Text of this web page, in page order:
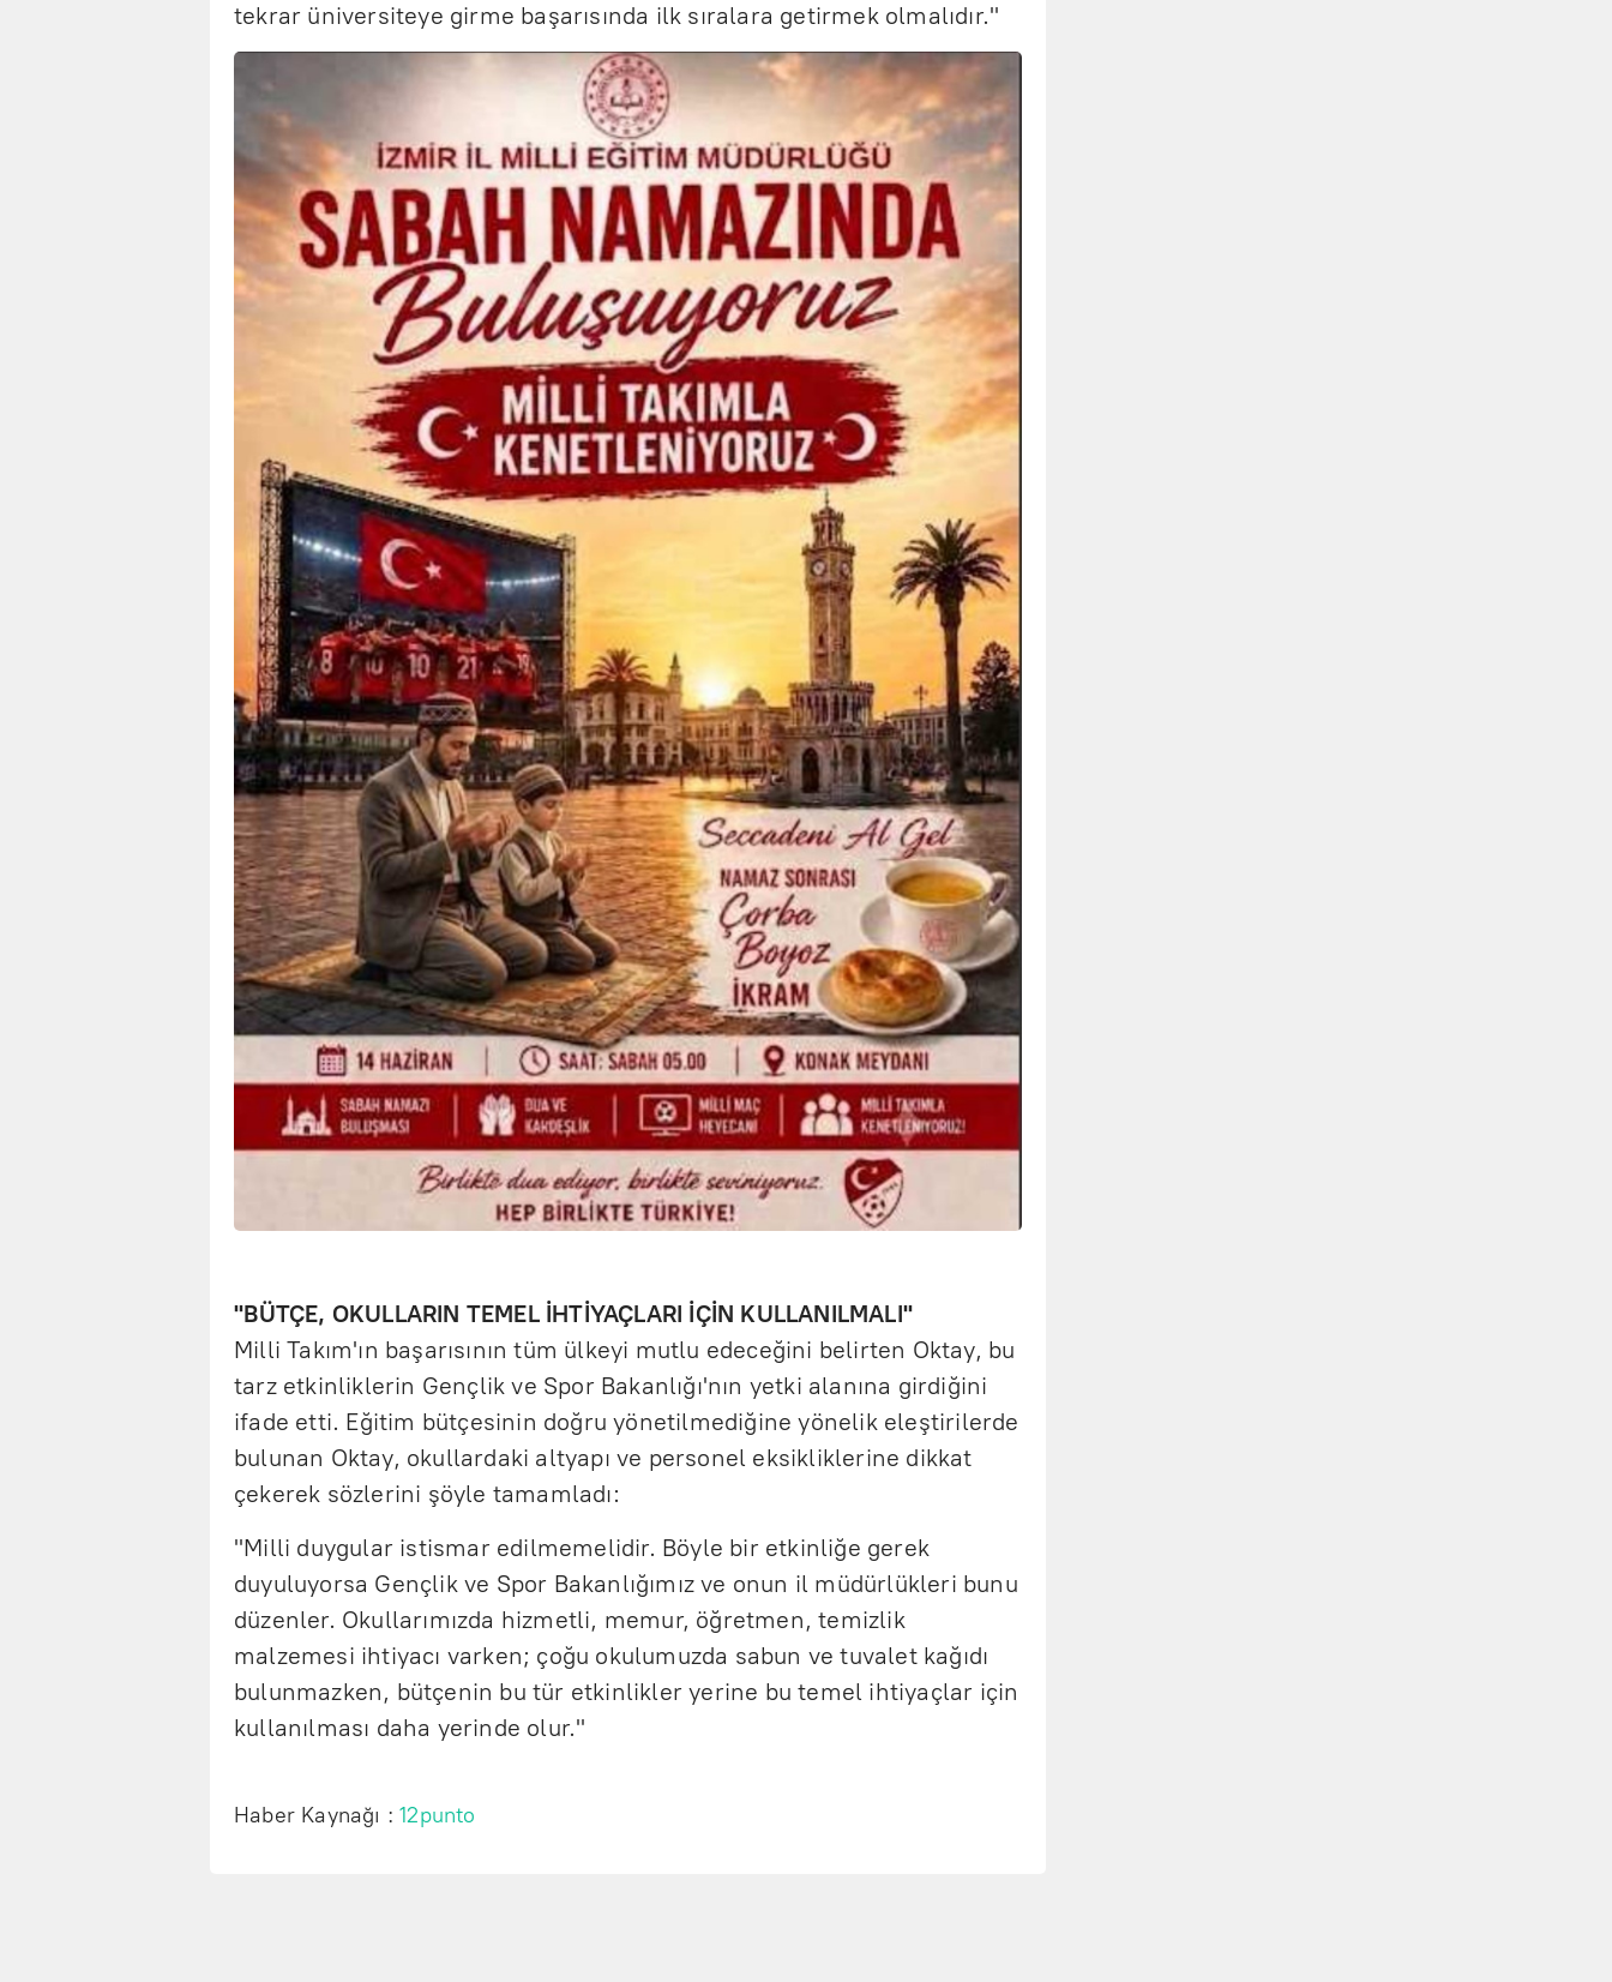
tekrar üniversiteye girme başarısında ilk sıralara getirmek olmalıdır."
''BÜTÇE, OKULLARIN TEMEL İHTİYAÇLARI İÇİN KULLANILMALI''
Milli Takım'ın başarısının tüm ülkeyi mutlu edeceğini belirten Oktay, bu
tarz etkinliklerin Gençlik ve Spor Bakanlığı'nın yetki alanına girdiğini
ifade etti. Eğitim bütçesinin doğru yönetilmediğine yönelik eleştirilerde
bulunan Oktay, okullardaki altyapı ve personel eksikliklerine dikkat
çekerek sözlerini şöyle tamamladı:
"Milli duygular istismar edilmemelidir. Böyle bir etkinliğe gerek
duyuluyorsa Gençlik ve Spor Bakanlığımız ve onun il müdürlükleri bunu
düzenler. Okullarımızda hizmetli, memur, öğretmen, temizlik
malzemesi ihtiyacı varken; çoğu okulumuzda sabun ve tuvalet kağıdı
bulunmazken, bütçenin bu tür etkinlikler yerine bu temel ihtiyaçlar için
kullanılması daha yerinde olur."
Haber Kaynağı :12punto